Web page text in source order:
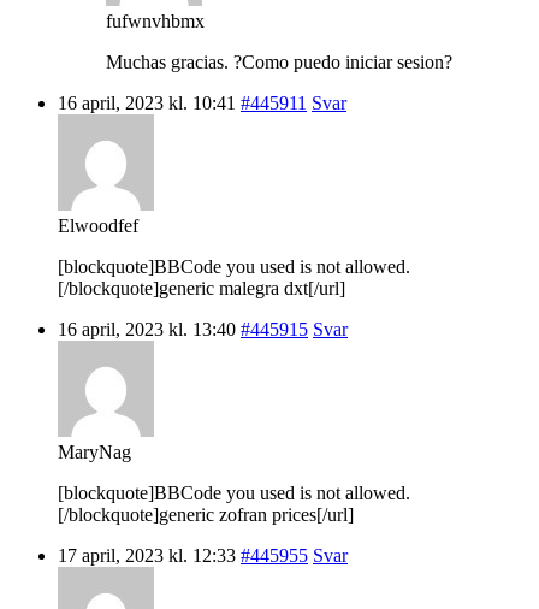
fufwnvhbmx
Muchas gracias. ?Como puedo iniciar sesion?
16 april, 2023 kl. 10:41 #445911 Svar
Elwoodfef
[blockquote]BBCode you used is not allowed.
[/blockquote]generic malegra dxt[/url]
16 april, 2023 kl. 13:40 #445915 Svar
MaryNag
[blockquote]BBCode you used is not allowed.
[/blockquote]generic zofran prices[/url]
17 april, 2023 kl. 12:33 #445955 Svar